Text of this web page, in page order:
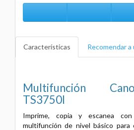
Características Recomendar a
Multifunción
TS3750I
Imprime, copia y escanea
multifunción de nivel básico para